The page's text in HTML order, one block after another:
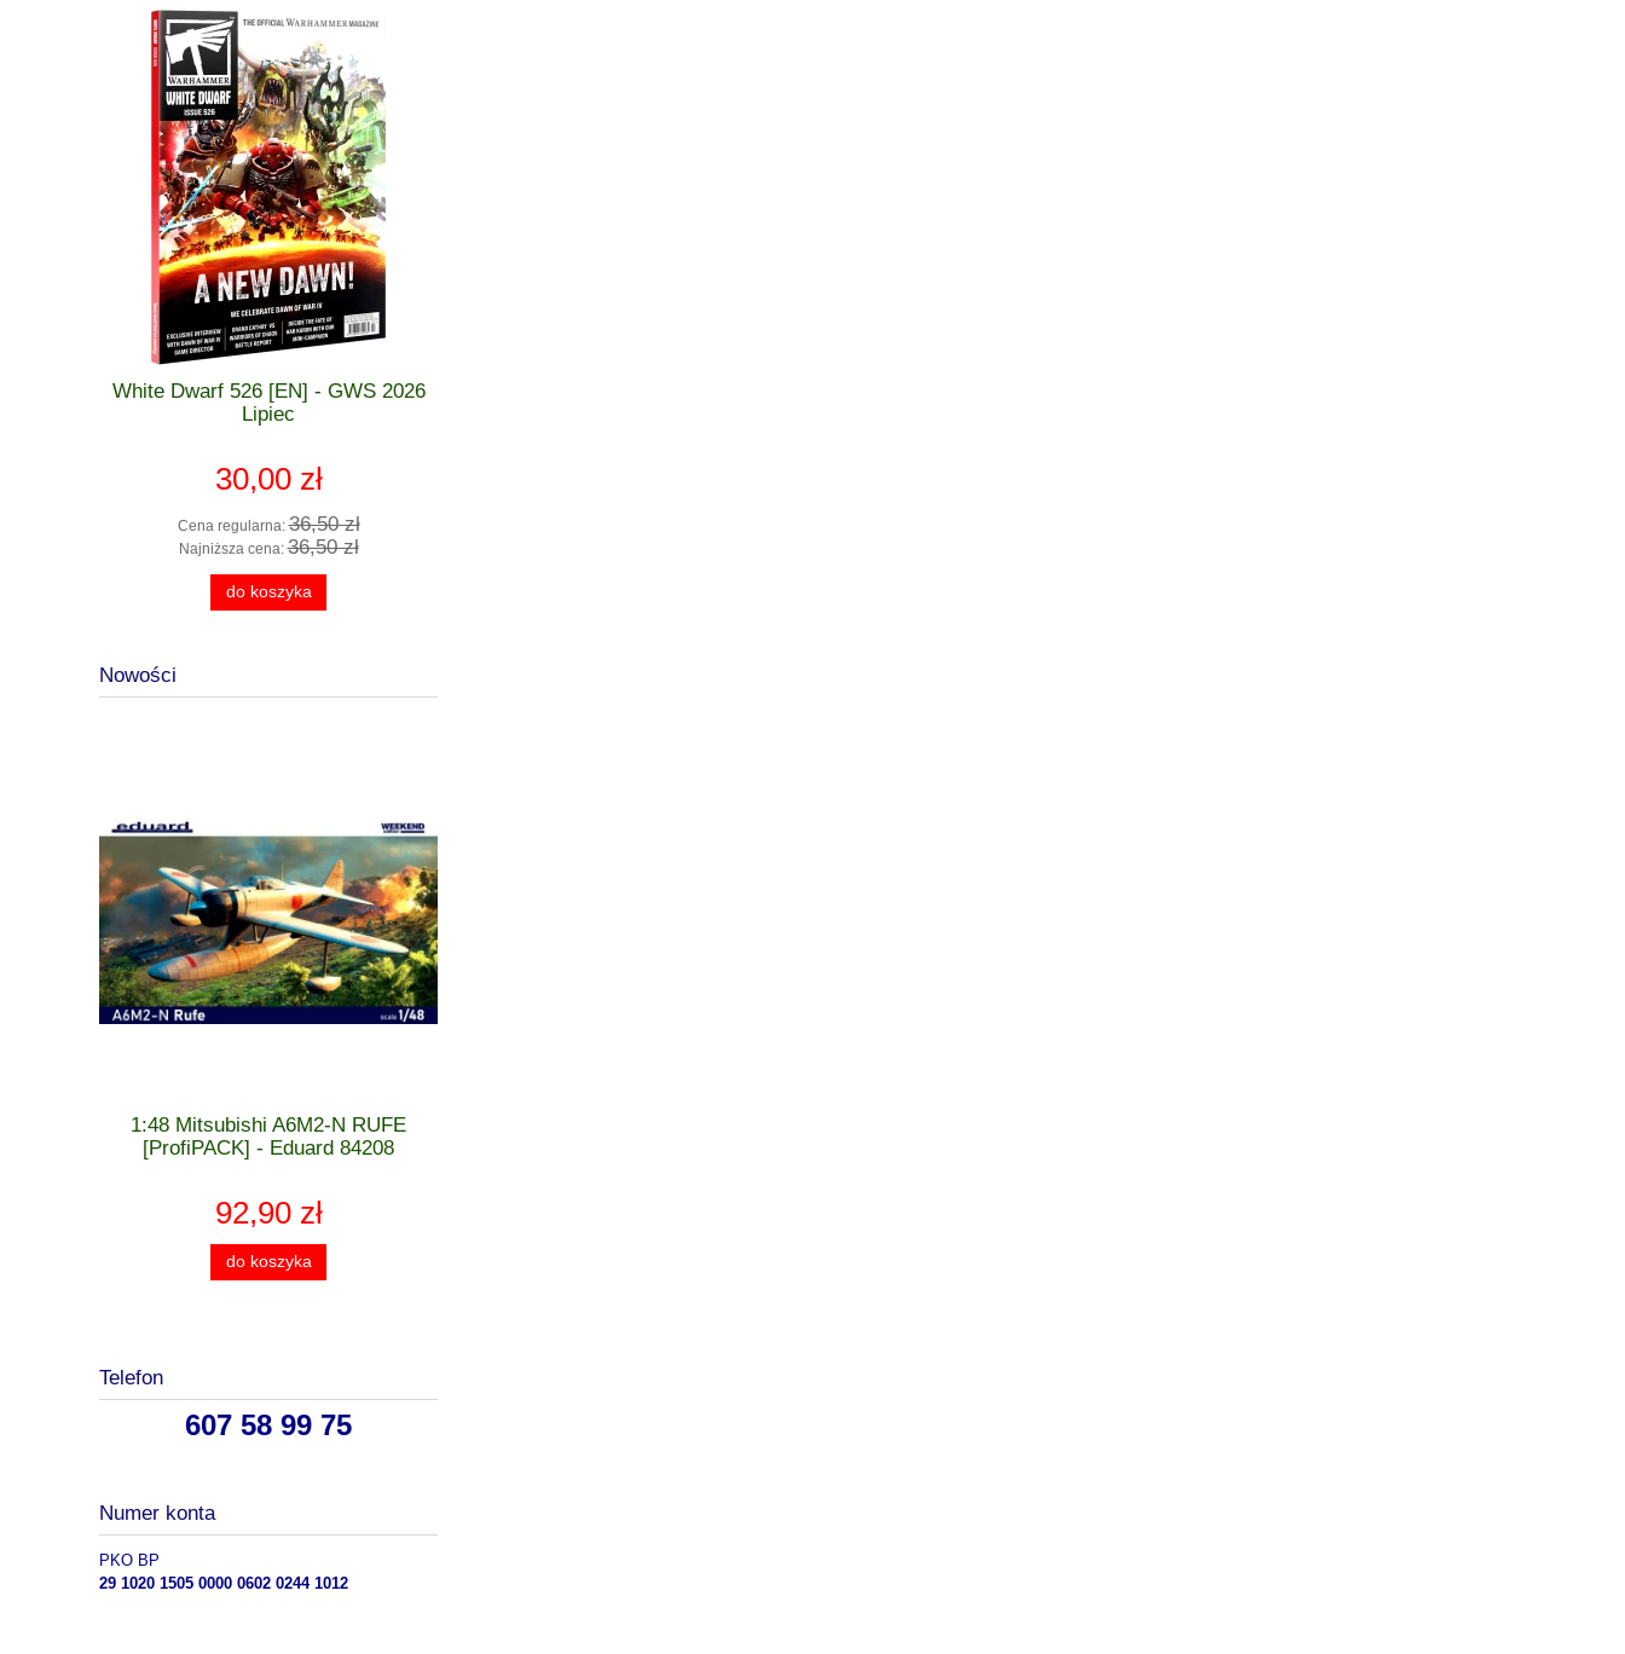
White Dwarf 526 [EN] - GWS 2026
Lipiec
30,00 zł
Cena regularna:36,50 zł
Najniższa cena:36,50 zł
do koszyka
Nowości
1:48 Mitsubishi A6M2-N RUFE
[ProfiPACK] - Eduard 84208
92,90 zł
do koszyka
Telefon
607 58 99 75
Numer konta
PKO BP
29 1020 1505 0000 0602 0244 1012